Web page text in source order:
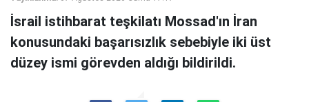
İsrail istihbarat teşkilatı Mossad'ın İran
konusundaki başarısızlık sebebiyle iki üst
düzey ismi görevden aldığı bildirildi.